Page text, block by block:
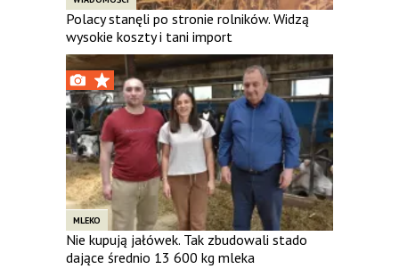
Polacy stanęli po stronie rolników. Widzą
wysokie koszty i tani import
MLEKO
Nie kupują jałówek. Tak zbudowali stado
dające średnio 13 600 kg mleka